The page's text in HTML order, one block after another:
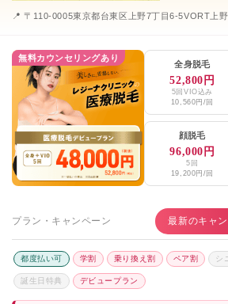
📍 〒110-0005東京都台東区上野7丁目6-5VORT上
無料カウンセリングあり
全身脱毛
52,800円
5回VIO込み
10,560円/回
顔脱毛
96,000円
5回
19,200円/回
プラン・キャンペーン 最新のキャ
都度払い可 学割 乗り換え割 ペア割 シ
誕生日特典 デビュープラン